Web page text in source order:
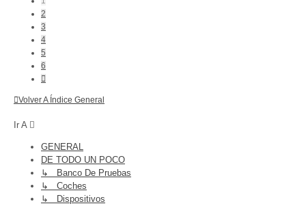
2
3
4
5
6
Volver A Índice General
Ir A
GENERAL
DE TODO UN POCO
↳ Banco De Pruebas
↳ Coches
↳ Dispositivos